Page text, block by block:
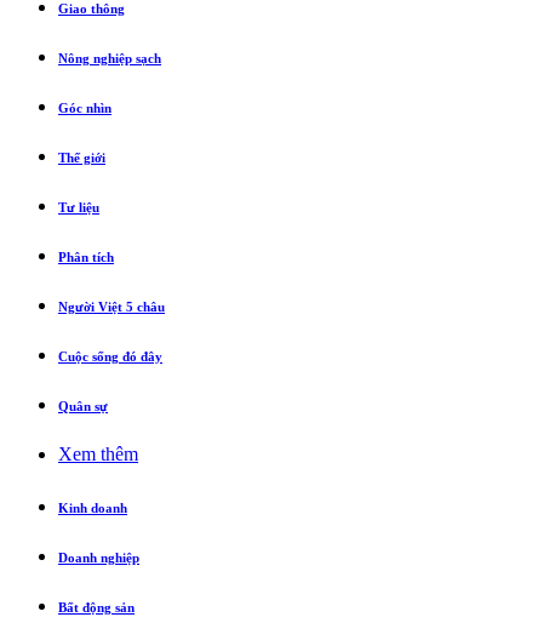
Giao thông
Nông nghiệp sạch
Góc nhìn
Thế giới
Tư liệu
Phân tích
Người Việt 5 châu
Cuộc sống đó đây
Quân sự
Xem thêm
Kinh doanh
Doanh nghiệp
Bất động sản